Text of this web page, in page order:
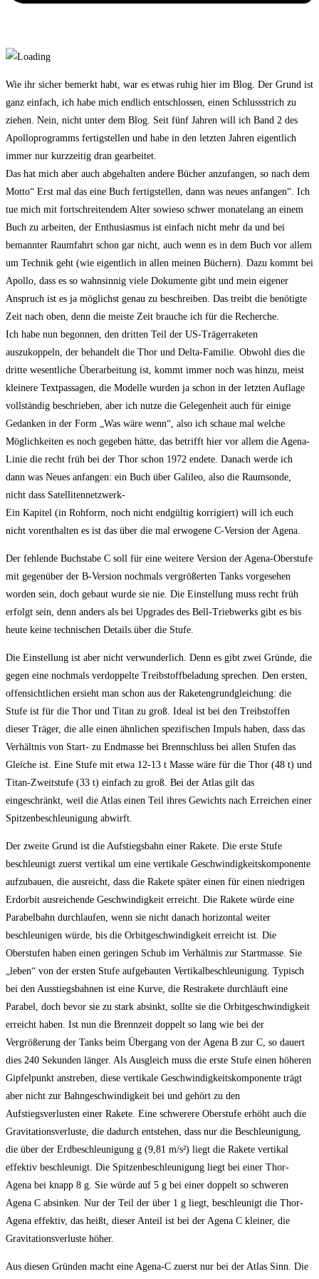
Wie ihr sicher bemerkt habt, war es etwas ruhig hier im Blog. Der Grund ist
ganz einfach, ich habe mich endlich entschlossen, einen Schlussstrich zu
ziehen. Nein, nicht unter dem Blog. Seit fünf Jahren will ich Band 2 des
Apolloprogramms fertigstellen und habe in den letzten Jahren eigentlich
immer nur kurzzeitig dran gearbeitet.
Das hat mich aber auch abgehalten andere Bücher anzufangen, so nach dem
Motto“ Erst mal das eine Buch fertigstellen, dann was neues anfangen“. Ich
tue mich mit fortschreitendem Alter sowieso schwer monatelang an einem
Buch zu arbeiten, der Enthusiasmus ist einfach nicht mehr da und bei
bemannter Raumfahrt schon gar nicht, auch wenn es in dem Buch vor allem
um Technik geht (wie eigentlich in allen meinen Büchern). Dazu kommt bei
Apollo, dass es so wahnsinnig viele Dokumente gibt und mein eigener
Anspruch ist es ja möglichst genau zu beschreiben. Das treibt die benötigte
Zeit nach oben, denn die meiste Zeit brauche ich für die Recherche.
Ich habe nun begonnen, den dritten Teil der US-Trägerraketen
auszukoppeln, der behandelt die Thor und Delta-Familie. Obwohl dies die
dritte wesentliche Überarbeitung ist, kommt immer noch was hinzu, meist
kleinere Textpassagen, die Modelle wurden ja schon in der letzten Auflage
vollständig beschrieben, aber ich nutze die Gelegenheit auch für einige
Gedanken in der Form „Was wäre wenn“, also ich schaue mal welche
Möglichkeiten es noch gegeben hätte, das betrifft hier vor allem die Agena-
Linie die recht früh bei der Thor schon 1972 endete. Danach werde ich
dann was Neues anfangen: ein Buch über Galileo, also die Raumsonde,
nicht dass Satellitennetzwerk-
Ein Kapitel (in Rohform, noch nicht endgültig korrigiert) will ich euch
nicht vorenthalten es ist das über die mal erwogene C-Version der Agena.
Der fehlende Buchstabe C soll für eine weitere Version der Agena-Oberstufe
mit gegenüber der B-Version nochmals vergrößerten Tanks vorgesehen
worden sein, doch gebaut wurde sie nie. Die Einstellung muss recht früh
erfolgt sein, denn anders als bei Upgrades des Bell-Triebwerks gibt es bis
heute keine technischen Details.über die Stufe.
Die Einstellung ist aber nicht verwunderlich. Denn es gibt zwei Gründe, die
gegen eine nochmals verdoppelte Treibstoffbeladung sprechen. Den ersten,
offensichtlichen ersieht man schon aus der Raketengrundgleichung: die
Stufe ist für die Thor und Titan zu groß. Ideal ist bei den Treibstoffen
dieser Träger, die alle einen ähnlichen spezifischen Impuls haben, dass das
Verhältnis von Start- zu Endmasse bei Brennschluss bei allen Stufen das
Gleiche ist. Eine Stufe mit etwa 12-13 t Masse wäre für die Thor (48 t) und
Titan-Zweitstufe (33 t) einfach zu groß. Bei der Atlas gilt das
eingeschränkt, weil die Atlas einen Teil ihres Gewichts nach Erreichen einer
Spitzenbeschleunigung abwirft.
Der zweite Grund ist die Aufstiegsbahn einer Rakete. Die erste Stufe
beschleunigt zuerst vertikal um eine vertikale Geschwindigkeitskomponente
aufzubauen, die ausreicht, dass die Rakete später einen für einen niedrigen
Erdorbit ausreichende Geschwindigkeit erreicht. Die Rakete würde eine
Parabelbahn durchlaufen, wenn sie nicht danach horizontal weiter
beschleunigen würde, bis die Orbitgeschwindigkeit erreicht ist. Die
Oberstufen haben einen geringen Schub im Verhältnis zur Startmasse. Sie
„leben“ von der ersten Stufe aufgebauten Vertikalbeschleunigung. Typisch
bei den Ausstiegsbahnen ist eine Kurve, die Restrakete durchläuft eine
Parabel, doch bevor sie zu stark absinkt, sollte sie die Orbitgeschwindigkeit
erreicht haben. Ist nun die Brennzeit doppelt so lang wie bei der
Vergrößerung der Tanks beim Übergang von der Agena B zur C, so dauert
dies 240 Sekunden länger. Als Ausgleich muss die erste Stufe einen höheren
Gipfelpunkt anstreben, diese vertikale Geschwindigkeitskomponente trägt
aber nicht zur Bahngeschwindigkeit bei und gehört zu den
Aufstiegsverlusten einer Rakete. Eine schwerere Oberstufe erhöht auch die
Gravitationsverluste, die dadurch entstehen, dass nur die Beschleunigung,
die über der Erdbeschleunigung g (9,81 m/s²) liegt die Rakete vertikal
effektiv beschleunigt. Die Spitzenbeschleunigung liegt bei einer Thor-
Agena bei knapp 8 g. Sie würde auf 5 g bei einer doppelt so schweren
Agena C absinken. Nur der Teil der über 1 g liegt, beschleunigt die Thor-
Agena effektiv, das heißt, dieser Anteil ist bei der Agena C kleiner, die
Gravitationsverluste höher.
Aus diesen Gründen macht eine Agena-C zuerst nur bei der Atlas Sinn. Die